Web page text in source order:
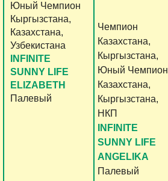
Юный Чемпион
Кыргызстана,
Казахстана,
Узбекистана
INFINITE
SUNNY LIFE
ELIZABETH
Палевый
Чемпион
Казахстана,
Кыргызстана,
Юный Чемпион
Казахстана,
Кыргызстана,
НКП
INFINITE
SUNNY LIFE
ANGELIKA
Палевый